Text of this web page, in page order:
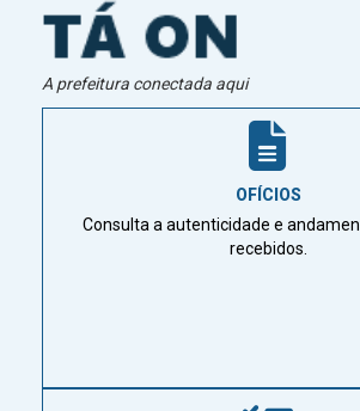
A prefeitura conectada aqui
OFÍCIOS
Consulta a autenticidade e
recebidos.